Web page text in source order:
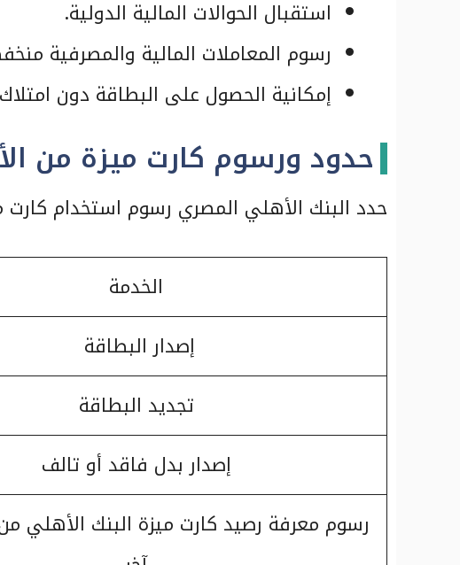
استقبال الحوالات المالية الدولية.
رسوم المعاملات المالية والمصرفية
إمكانية الحصول على البطاقة دون
حدود ورسوم كارت ميزة من
حدد البنك الأهلي المصري رسوم استخدام كارت
الخدمة
إصدار البطاقة
تجديد البطاقة
إصدار بدل فاقد أو تالف
رسوم معرفة رصيد كارت ميزة البنك الأهلي